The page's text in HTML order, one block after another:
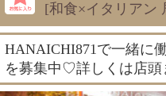
[和食×イタリアン
HANAICHI871で一緒に
を募集中♡詳しくは店